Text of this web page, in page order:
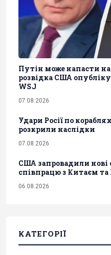
Путін може напасти
розвідка США
WSJ
07.08.2026
Удари Росії по
розкрили наслідки
07.08.2026
США запровадили нові
співпрацю з Китаєм та
06.08.2026
КАТЕГОРІЇ